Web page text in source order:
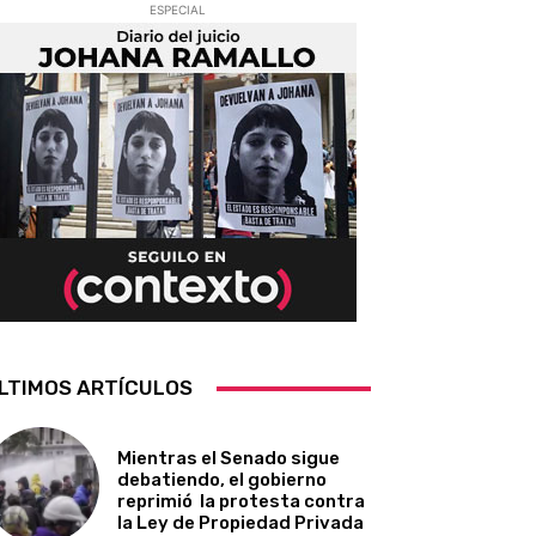
ESPECIAL
ARTÍCULOS
Mientras el Senado sigue
debatiendo, el gobierno
reprimió la protesta contra
la Ley de Propiedad Privada